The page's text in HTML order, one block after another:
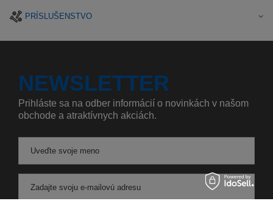
PRÍSLUŠENSTVO
NEWSLETTER
Prihláste sa na odber informácií o novinkách v našom
obchode a atraktívnych akciách.
Uveďte svoje meno
Zadajte svoju e-mailovú adresu